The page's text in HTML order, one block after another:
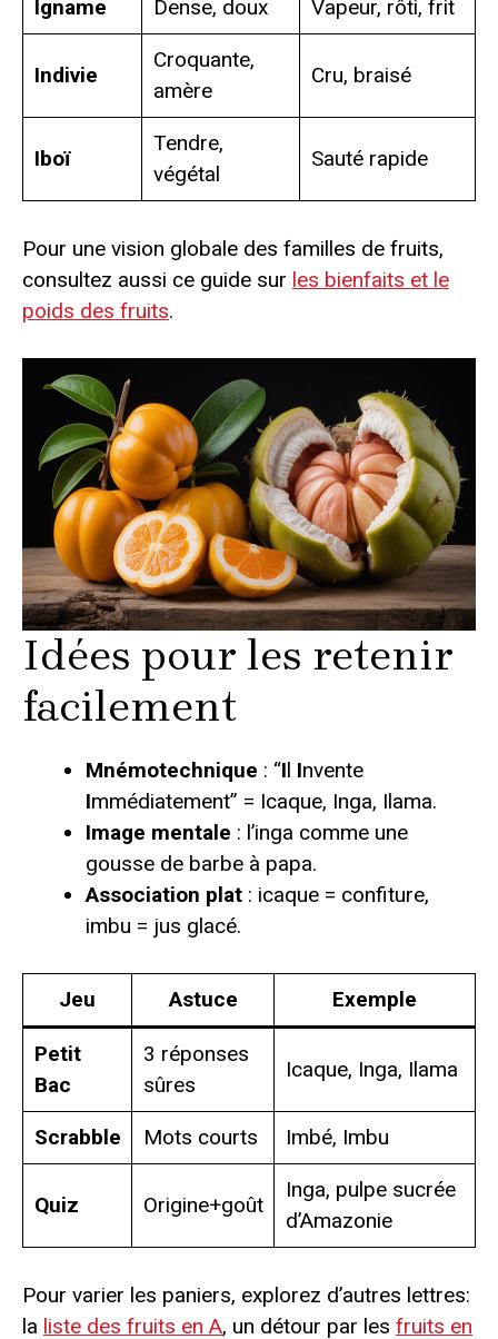
Igname Dense, doux Vapeur, rôti, frit
Indivie
Croquante,
amère
Cru, braisé
Iboï
Tendre,
végétal
Sauté rapide
Pour une vision globale des familles de fruits,
consultez aussi ce guide sur les bienfaits et le
poids des fruits.
Idées pour les retenir
facilement
Mnémotechnique : “Il Invente
Immédiatement” = Icaque, Inga, Ilama.
Image mentale : l’inga comme une
gousse de barbe à papa.
Association plat : icaque = confiture,
imbu = jus glacé.
Jeu Astuce Exemple
Petit
Bac
3 réponses
sûres
Icaque, Inga, Ilama
Scrabble Mots courts Imbé, Imbu
Quiz Origine+goût
Inga, pulpe sucrée
d’Amazonie
Pour varier les paniers, explorez d’autres lettres:
la liste des fruits en A, un détour par les fruits en